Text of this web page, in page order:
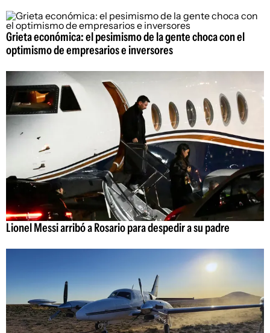
Grieta económica: el pesimismo de la gente choca con el
optimismo de empresarios e inversores
Lionel Messi arribó a Rosario para despedir a su padre